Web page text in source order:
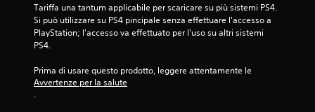
Tariffa una tantum applicabile per scaricare su più sistemi PS4.
Si può utilizzare su PS4 pincipale senza effettuare l'accesso a
PlayStation; l'accesso va effettuato per l'uso su altri sistemi
PS4.
Prima di usare questo prodotto, leggere attentamente le
Avvertenze per la salute
.